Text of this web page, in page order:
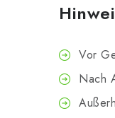
Vor
Nach